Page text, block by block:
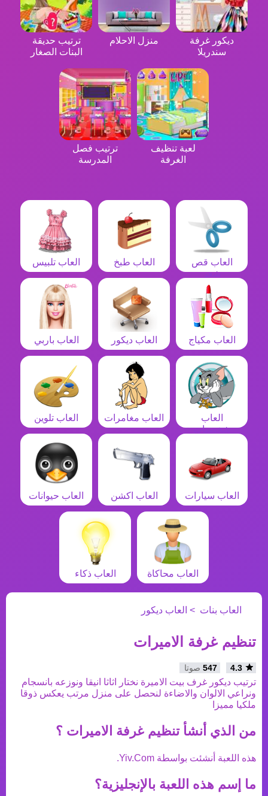
ديكور غرفة
سندريلا
منزل الاحلام
ترتيب حديقة
البنات الصغار
لعبة تنظيف
الغرفة
ترتيب فصل
المدرسة
العاب قص
شعر
العاب طبخ العاب تلبيس
العاب مكياج العاب ديكور العاب باربي
العاب
شخصيات
العاب مغامرات العاب تلوين
العاب سيارات العاب اكشن العاب حيوانات
العاب محاكاة العاب ذكاء
العاب بنات العاب ديكور
تنظيم غرفة الاميرات
547 صوتا
ترتيب ديكور غرف بيت الاميرة نختار اثاثا انيقا ونوزعه بانسجام
ونراعي الالوان والاضاءة لنحصل على منزل مرتب يعكس ذوقا
ملكيا مميزا
من الذي أنشأتنظيم غرفة الاميرات ؟
هذه اللعبة أنشئت بواسطة Yiv.Com
.
ما إسم هذه اللعبة بالإنجليزية؟